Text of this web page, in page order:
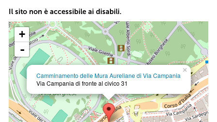
Il sito non è accessibile ai disabili.
×
Camminamento delle Mura Aureliane di Via Campania
Via Campania di fronte al civico 31
+
-